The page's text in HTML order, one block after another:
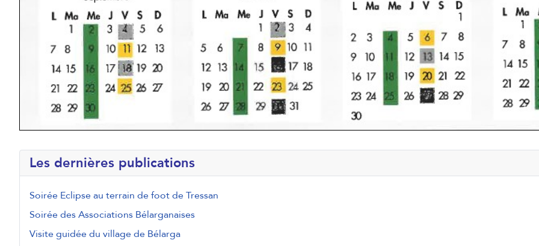
Les dernières publications
Soirée Eclipse au terrain de foot de Tressan
Soirée des Associations Bélarganaises
Visite guidée du village de Bélarga